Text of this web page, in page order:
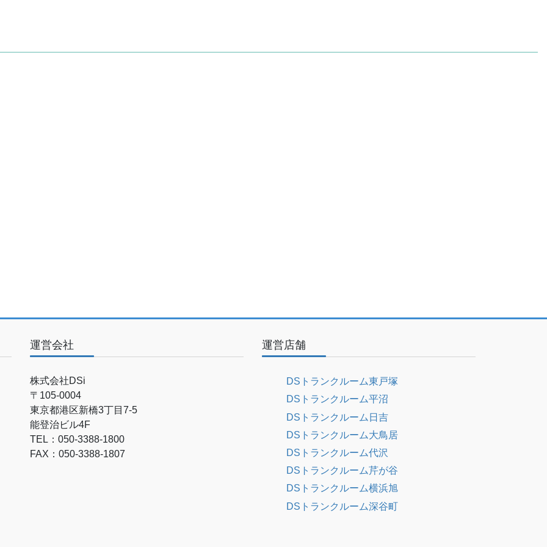
運営会社
株式会社DSi
〒105-0004
東京都港区新橋3丁目7-5
能登治ビル4F
TEL：050-3388-1800
FAX：050-3388-1807
運営店舗
DSトランクルーム東戸塚
DSトランクルーム平沼
DSトランクルーム日吉
DSトランクルーム大鳥居
DSトランクルーム代沢
DSトランクルーム芹が谷
DSトランクルーム横浜旭
DSトランクルーム深谷町